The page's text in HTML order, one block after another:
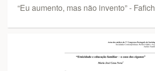
“Eu aumento, mas não invento” - Fafich